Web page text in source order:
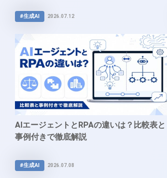
#生成AI 2026.07.12
AIエージェントとRPAの違いは？比較表と
事例付きで徹底解説
#生成AI 2026.07.08